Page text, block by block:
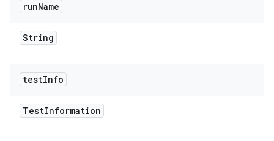
runName
String
testInfo
TestInformation